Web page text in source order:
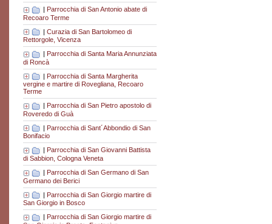
| Parrocchia di San Antonio abate di
Recoaro Terme
| Curazia di San Bartolomeo di
Rettorgole, Vicenza
Parrocchia di Santa Maria Annunziata
di Roncà
| Parrocchia di Santa Margherita
vergine e martire di Rovegliana, Recoaro
Terme
Parrocchia di San Pietro apostolo di
Roveredo di Guà
| Parrocchia di Sant´Abbondio di San
Bonifacio
Parrocchia di San Giovanni Battista
di Sabbion, Cologna Veneta
| Parrocchia di San Germano di San
Germano dei Berici
| Parrocchia di San Giorgio martire di
San Giorgio in Bosco
| Parrocchia di San Giorgio martire di